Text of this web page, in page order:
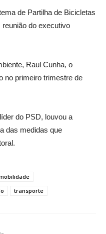
de Partilha de Bicicletas
do executivo
Raul Cunha, o
no primeiro trimestre de
do PSD, louvou a
das medidas que
transporte